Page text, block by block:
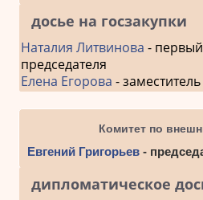
досье на госзакупки
Наталия Литвинова -
председателя
Елена Егорова -
Комитет по
Евгений Григорьев-
дипломатическое